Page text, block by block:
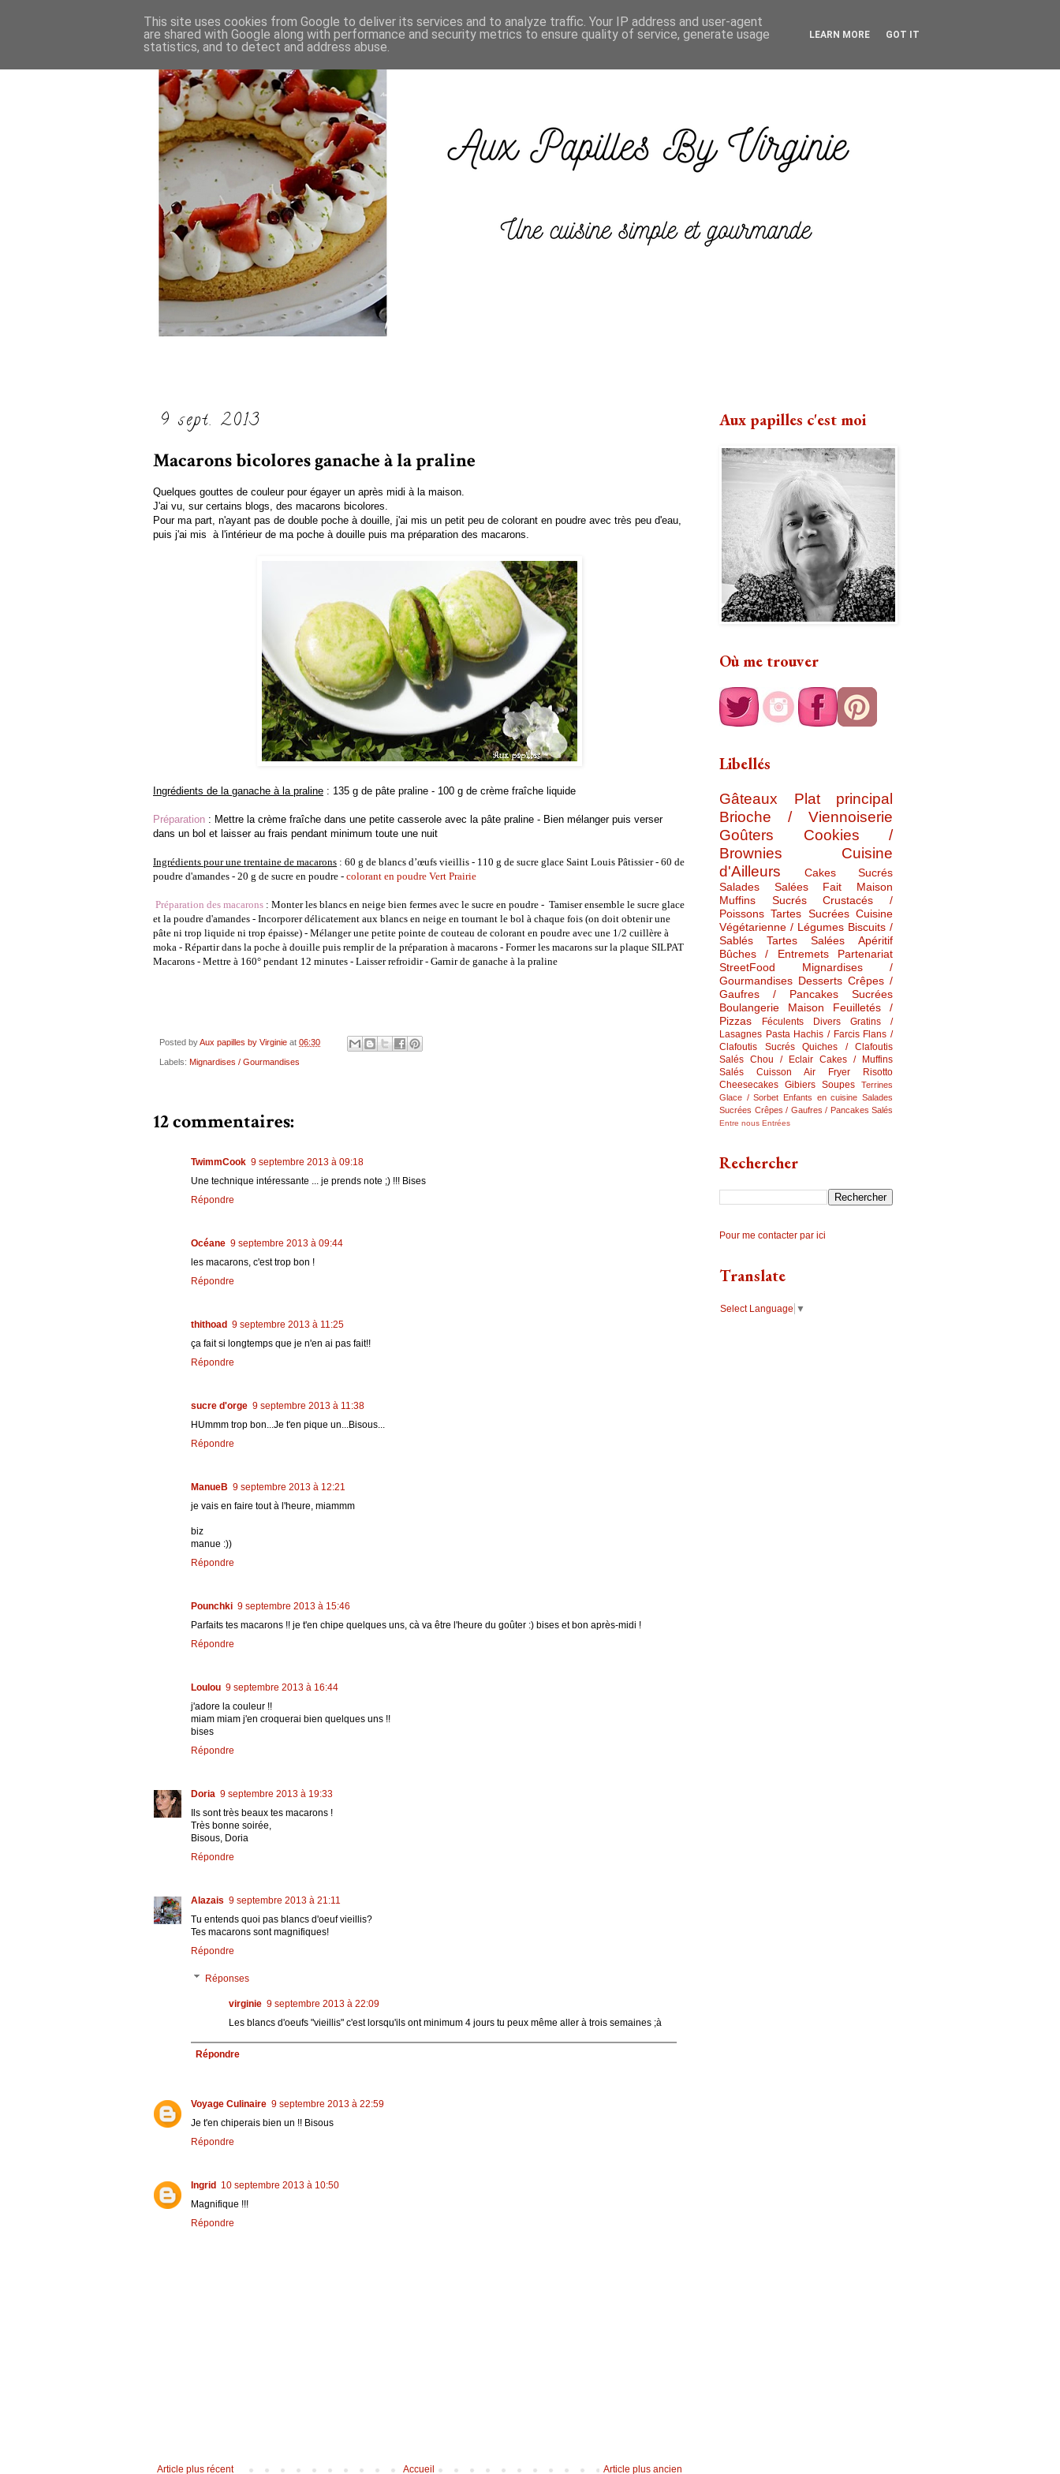
9 sept. 2013
Macarons bicolores ganache à la praline
Quelques gouttes de couleur pour égayer un après midi à la maison.
J'ai vu, sur certains blogs, des macarons bicolores.
Pour ma part, n'ayant pas de double poche à douille, j'ai mis un petit peu de colorant en poudre avec très peu d'eau,
puis j'ai mis à l'intérieur de ma poche à douille puis ma préparation des macarons.
Ingrédients de la ganache à la praline : 135 g de pâte praline - 100 g de crème fraîche liquide
Préparation : Mettre la crème fraîche dans une petite casserole avec la pâte praline - Bien mélanger puis verser
dans un bol et laisser au frais pendant minimum toute une nuit
Ingrédients pour une trentaine de macarons : 60 g de blancs d’œufs vieillis - 110 g de sucre glace Saint Louis Pâtissier - 60 de
poudre d'amandes - 20 g de sucre en poudre - colorant en poudre Vert Prairie
Préparation des macarons : Monter les blancs en neige bien fermes avec le sucre en poudre - Tamiser ensemble le sucre glace
et la poudre d'amandes - Incorporer délicatement aux blancs en neige en tournant le bol à chaque fois (on doit obtenir une
pâte ni trop liquide ni trop épaisse) - Mélanger une petite pointe de couteau de colorant en poudre avec une 1/2 cuillère à
moka - Répartir dans la poche à douille puis remplir de la préparation à macarons - Former les macarons sur la plaque SILPAT
Macarons - Mettre à 160° pendant 12 minutes - Laisser refroidir - Garnir de ganache à la praline
Posted byAux papilles by Virginie at 06:30
Labels: Mignardises / Gourmandises
12 commentaires:
TwimmCook 9 septembre 2013 à 09:18
Une technique intéressante ... je prends note ;) !!! Bises
Répondre
Océane 9 septembre 2013 à 09:44
les macarons, c'est trop bon !
Répondre
thithoad 9 septembre 2013 à 11:25
ça fait si longtemps que je n'en ai pas fait!!
Répondre
sucre d'orge 9 septembre 2013 à 11:38
HUmmm trop bon...Je t'en pique un...Bisous...
Répondre
ManueB 9 septembre 2013 à 12:21
je vais en faire tout à l'heure, miammm
biz
manue :))
Répondre
Pounchki 9 septembre 2013 à 15:46
Parfaits tes macarons !! je t'en chipe quelques uns, cà va être l'heure du goûter :) bises et bon après-midi !
Répondre
Loulou 9 septembre 2013 à 16:44
j'adore la couleur !!
miam miam j'en croquerai bien quelques uns !!
bises
Répondre
Doria 9 septembre 2013 à 19:33
Ils sont très beaux tes macarons !
Très bonne soirée,
Bisous, Doria
Répondre
Alazais 9 septembre 2013 à 21:11
Tu entends quoi pas blancs d'oeuf vieillis?
Tes macarons sont magnifiques!
Répondre
Réponses
virginie 9 septembre 2013 à 22:09
Les blancs d'oeufs "vieillis" c'est lorsqu'ils ont minimum 4 jours tu peux même aller à trois semaines ;à
Répondre
Voyage Culinaire 9 septembre 2013 à 22:59
Je t'en chiperais bien un !! Bisous
Répondre
Ingrid 10 septembre 2013 à 10:50
Magnifique !!!
Répondre
Article plus récent Article plus ancien
Accueil
Aux papilles c'est moi
Où me trouver
Libellés
Gâteaux
Plat principal
Brioche / Viennoiserie
Goûters
Cookies /
Brownies
Cuisine
d'Ailleurs
Cakes Sucrés
Salades Salées
Fait Maison
Muffins Sucrés
Crustacés /
Poissons Tartes Sucrées Cuisine
Végétarienne / Légumes Biscuits /
Sablés
Tartes Salées
Apéritif
Bûches / Entremets
Partenariat
StreetFood
Mignardises /
Gourmandises Desserts Crêpes /
Gaufres / Pancakes Sucrées
Boulangerie Maison
Feuilletés /
Pizzas
Féculents Divers
Gratins /
Lasagnes Pasta Hachis / Farcis Flans /
Clafoutis Sucrés
Quiches / Clafoutis
Salés Chou / Eclair Cakes / Muffins
Salés
Cuisson Air Fryer
Risotto
Cheesecakes Gibiers Soupes
Terrines
Glace / Sorbet Enfants en cuisine Salades
Sucrées Crêpes / Gaufres / Pancakes Salés
Entre nous Entrées
Rechercher
Pour me contacter par ici
Translate
Select Language ▼
This site uses cookies from Google to deliver its services and to analyze traffic. Your IP address and user-agent
are shared with Google along with performance and security metrics to ensure quality of service, generate usage
statistics, and to detect and address abuse.
LEARN MORE GOT IT